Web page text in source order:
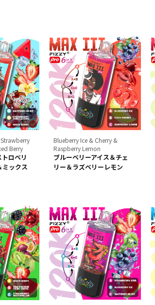
Berry
ロベリ
ミックス
Blueberry Ice & Cherry &
Raspberry Lemon
ブルーベリーアイス＆チェ
リー＆ラズベリーレモン